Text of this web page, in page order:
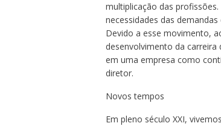
multiplicação das
necessidades das demandas
Devido a esse movimento,
desenvolvimento da
em uma empresa como
diretor.
Novos tempos
Em pleno século XXI,